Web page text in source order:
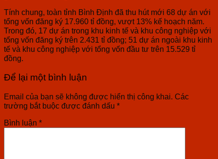
Tính chung, toàn tỉnh Bình Định đã thu hút mới 68 dự án với
tổng vốn đăng ký 17.960 tỉ đồng, vượt 13% kế hoạch năm.
Trong đó, 17 dự án trong khu kinh tế và khu công nghiệp với
tổng vốn đăng ký trên 2.431 tỉ đồng; 51 dự án ngoài khu kinh
tế và khu công nghiệp với tổng vốn đầu tư trên 15.529 tỉ
đồng.
Để lại một bình luận
Email của bạn sẽ không được hiển thị công khai. Các
trường bắt buộc được đánh dấu *
Bình luận *